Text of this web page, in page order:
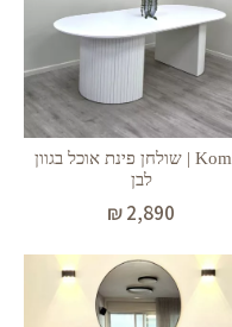
Komes | שולחן פינת אוכל בגוון
לבן
₪2,890